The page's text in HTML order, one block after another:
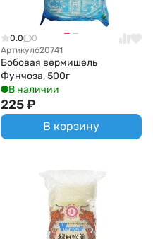
0.0
0
Артикул620741
Бобовая вермишель
Фунчоза, 500г
В наличии
225₽
В корзину